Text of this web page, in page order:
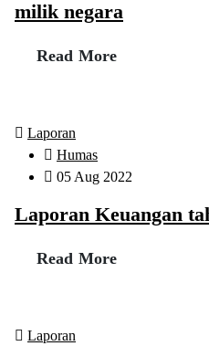
milik negara
Read More
Laporan
Humas
05 Aug 2022
Laporan Keuangan
Read More
Laporan